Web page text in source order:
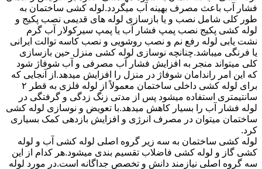
فشار آب باعث مصرف بهینه آب میگردد.لوله کشی ساختمان به
طور کلی شامل نصب و یا بازسازی لوله های قدیمی نصب پکیج و
لوله کشی پکیج نصب پمپ فشار آب یا پمپ سیرکولار آب گرم
نشت یابی لوله رفع نم و نصب روشویی و نصب کاسه توالت ایرانی
یا فرنگی میباشد.چنانچه نوسازی لوله کشی منزل حین بازسازی
کلی میتواند منجر به افزایش فشار آب مصرفی و آب شوفاژ شود
که این امر راندامان شوفاژ در منزل را افزایش میدهد.از آنجایی که
برای لوله کشی داخلی ساختمان معمولاً از لوله فلزی به قطر ۲
سانتیمتری استفاده میشود پس از مدتی زنگ زدگی و گرفتگی در
لوله فشار آب را بسیار کاهش میدهد.با تعویض و نوسازی لوله کشی
ساختمان میتوان در مصرف انرژی و افزایش بازدهی کمک بسیاری
کرد.
لوله کشی ساختمان به سه زیر گروه اصلی لوله کشی آب و لوله
کشی گاز و لوله کشی فاضلاب تقسیم بندی میشود.هر کدام از این
سه گروه اصلی نیازمند دانش و تخصص جداگانه است.در مورد لوله